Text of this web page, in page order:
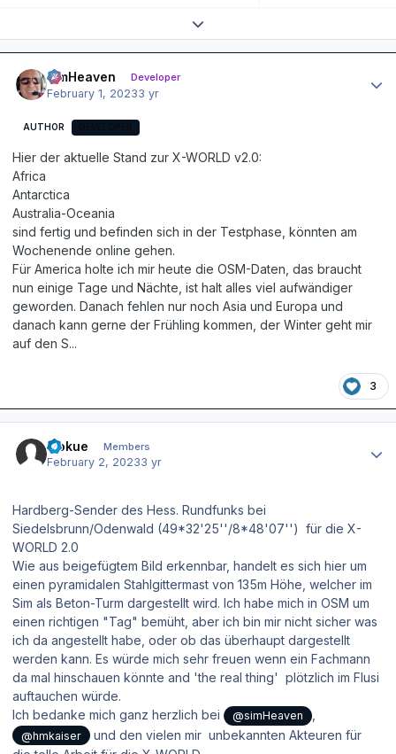
Expand topic overview
simHeaven Developer
February 1, 20233 yr
AUTHOR
Hier der aktuelle Stand zur X-WORLD v2.0:
Africa
Antarctica
Australia-Oceania
sind fertig und befinden sich in der Testphase, könnten am
Wochenende online gehen.
Für America holte ich mir heute die OSM-Daten, das braucht
nun einige Tage und Nächte, ist halt alles viel aufwändiger
geworden. Danach fehlen nur noch Asia und Europa und
danach kann gerne der Frühling kommen, der Winter geht mir
auf den S...
3
wokue Members
February 2, 20233 yr
Hardberg-Sender des Hess. Rundfunks bei
Siedelsbrunn/Odenwald (49*32'25''/8*48'07'') für die X-
WORLD 2.0
Wie aus beigefügtem Bild erkennbar, handelt es sich hier um
einen pyramidalen Stahlgittermast von 135m Höhe, welcher im
Sim als Beton-Turm dargestellt wird. Ich habe mich in OSM um
einen richtigen "Tag" bemüht, aber ich bin mir nicht sicher was
ich da angestellt habe, oder ob das überhaupt dargestellt
werden kann. Es würde mich sehr freuen wenn ein Fachmann
da mal hinschauen könnte and 'the real thing' plötzlich im Flusi
auftauchen würde.
Ich bedanke mich ganz herzlich bei
@simHeaven ,
@hmkaiser
und den vielen mir unbekannten Akteuren für